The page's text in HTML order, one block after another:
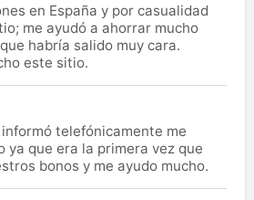
en España y por casualidad
me ayudó a ahorrar mucho
habría salido muy cara.
este sitio.
telefónicamente me
ya que era la primera vez que
bonos y me ayudo mucho.